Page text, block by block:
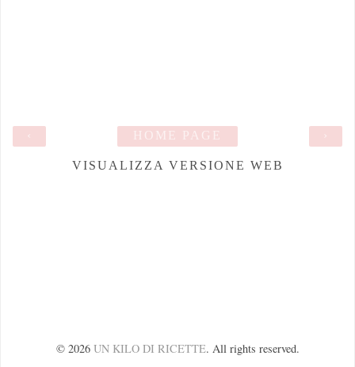
›
HOME PAGE
VISUALIZZA VERSIONE WEB
© 2026 UN KILO DI RICETTE. All rights reserved.